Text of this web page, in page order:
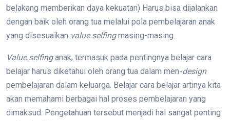
belakang memberikan daya kekuatan) Harus bisa dijalankan
dengan baik oleh orang tua melalui pola pembelajaran anak
yang disesuaikan value selfingmasing-masing.
Value selfinganak, termasuk pada pentingnya belajar cara
belajar harus diketahui oleh orang tua dalam men-design
pembelajaran dalam keluarga. Belajar cara belajar artinya kita
akan memahami berbagai hal proses pembelajaran yang
dimaksud. Pengetahuan tersebut menjadi hal sangat penting